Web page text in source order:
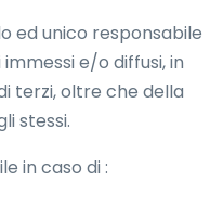
ed unico responsabile
e/o diffusi, in
terzi, oltre che della
stessi.
in caso di :